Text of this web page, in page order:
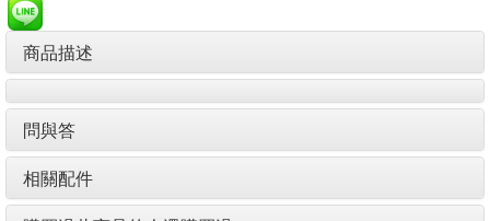
商品描述
問與答
相關配件